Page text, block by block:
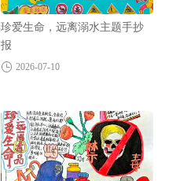
珍爱生命，远离溺水主题手抄
报
2026-07-10